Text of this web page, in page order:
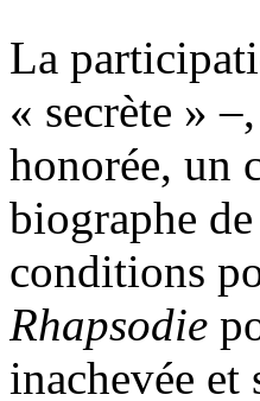
La
« secrète »
honorée, un
biographe
conditions
Rhapsodie
inachevée